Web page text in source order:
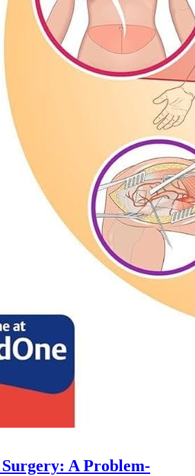
A Problem-